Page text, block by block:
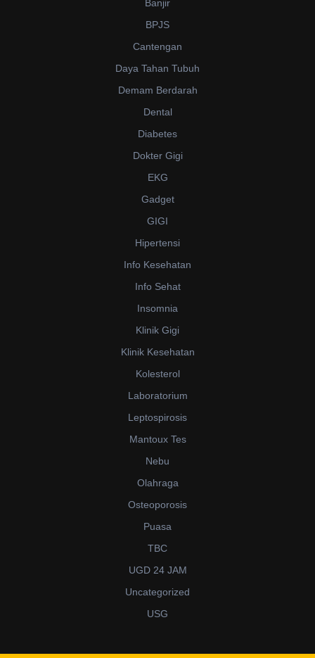
Banjir
BPJS
Cantengan
Daya Tahan Tubuh
Demam Berdarah
Dental
Diabetes
Dokter Gigi
EKG
Gadget
GIGI
Hipertensi
Info Kesehatan
Info Sehat
Insomnia
Klinik Gigi
Klinik Kesehatan
Kolesterol
Laboratorium
Leptospirosis
Mantoux Tes
Nebu
Olahraga
Osteoporosis
Puasa
TBC
UGD 24 JAM
Uncategorized
USG